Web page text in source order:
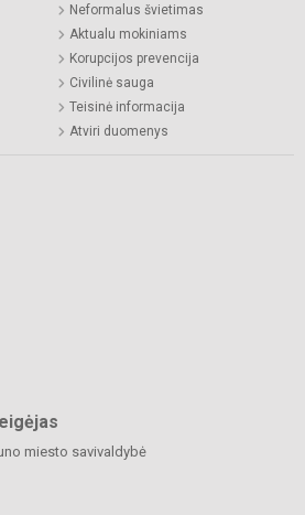
Neformalus švietimas
Aktualu mokiniams
Korupcijos prevencija
Civilinė sauga
Teisinė informacija
Atviri duomenys
miesto savivaldybė